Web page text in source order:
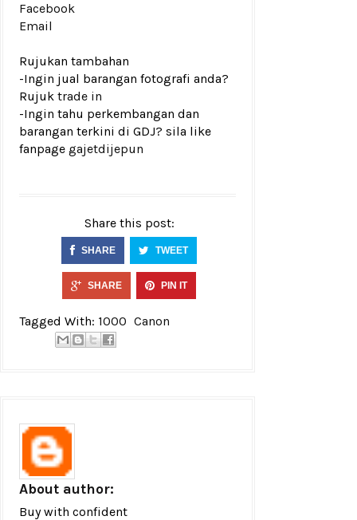
Facebook
Email
Rujukan tambahan
-Ingin jual barangan fotografi anda?
Rujuk trade in
-Ingin tahu perkembangan dan
barangan terkini di GDJ? sila like
fanpage gajetdijepun
Share this post:
SHARE TWEET
SHARE PIN IT
Tagged With: 1000 Canon
About author:
Buy with confident